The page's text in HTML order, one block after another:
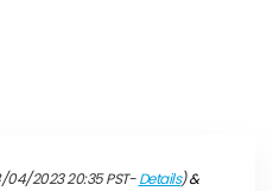
2023 20:35 PST-Details)&